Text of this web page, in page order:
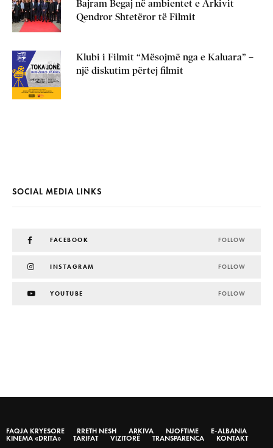
Bajram Begaj në ambientet e Arkivit
Qendror Shtetëror të Filmit
Klubi i Filmit “Mësojmë nga e Kaluara” –
një diskutim përtej filmit
SOCIAL MEDIA LINKS
FACEBOOK FOLLOW
INSTAGRAM FOLLOW
YOUTUBE FOLLOW
FAQJA KRYESORE RRETH NESH ARKIVA NJOFTIME
E-ALBANIA
KINEMA «DRITA»
TARIFAT VIZITORË TRANSPARENCA KONTAKT